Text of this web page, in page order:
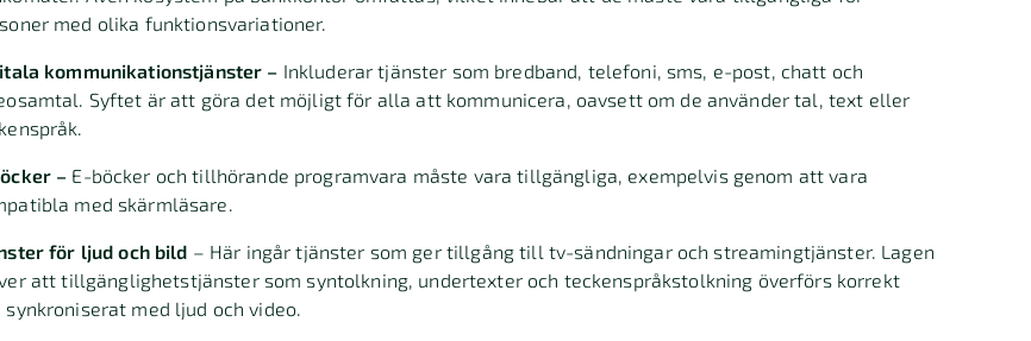
med olika funktionsvariationer.
kommunikationstjänster – Inkluderar tjänster som bredband, telefoni, sms, e-post, chatt och
Syftet är att göra det möjligt för alla att kommunicera, oavsett om de använder tal, text eller
– E-böcker och tillhörande programvara måste vara tillgängliga, exempelvis genom att vara
med skärmläsare.
för ljud och bild – Här ingår tjänster som ger tillgång till tv-sändningar och streamingtjänster. Lagen
att tillgänglighetstjänster som syntolkning, undertexter och teckenspråkstolkning överförs korrekt
synkroniserat med ljud och video.